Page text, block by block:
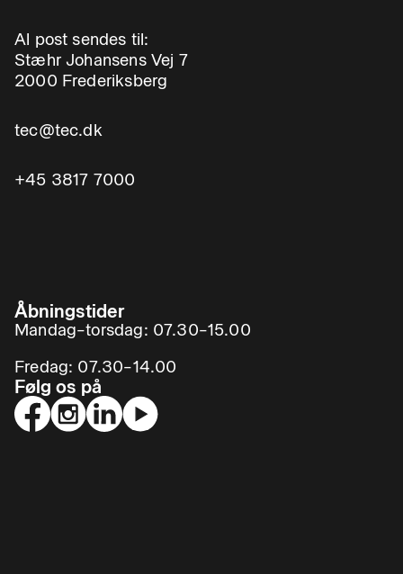
Al post sendes til:
Stæhr Johansens Vej 7
2000 Frederiksberg
tec@tec.dk
+45 3817 7000
Åbningstider
Mandag–torsdag: 07.30–15.00
Fredag: 07.30–14.00
Følg os på